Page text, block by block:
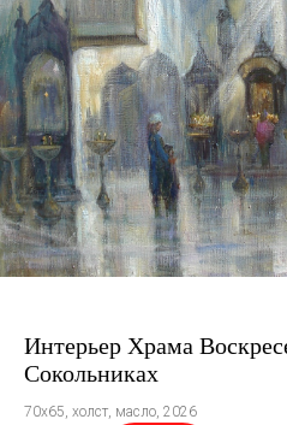
Интерьер Храма
Сокольниках
70х65, холст, масло, 2026